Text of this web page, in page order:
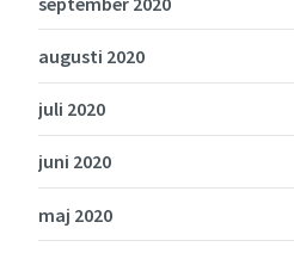
augusti 2020
juli 2020
juni 2020
maj 2020